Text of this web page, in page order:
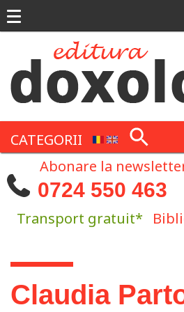
CATEGORII
Abonare la
0724 550 463
Transport gratuit*
Eşti aici
Claudia